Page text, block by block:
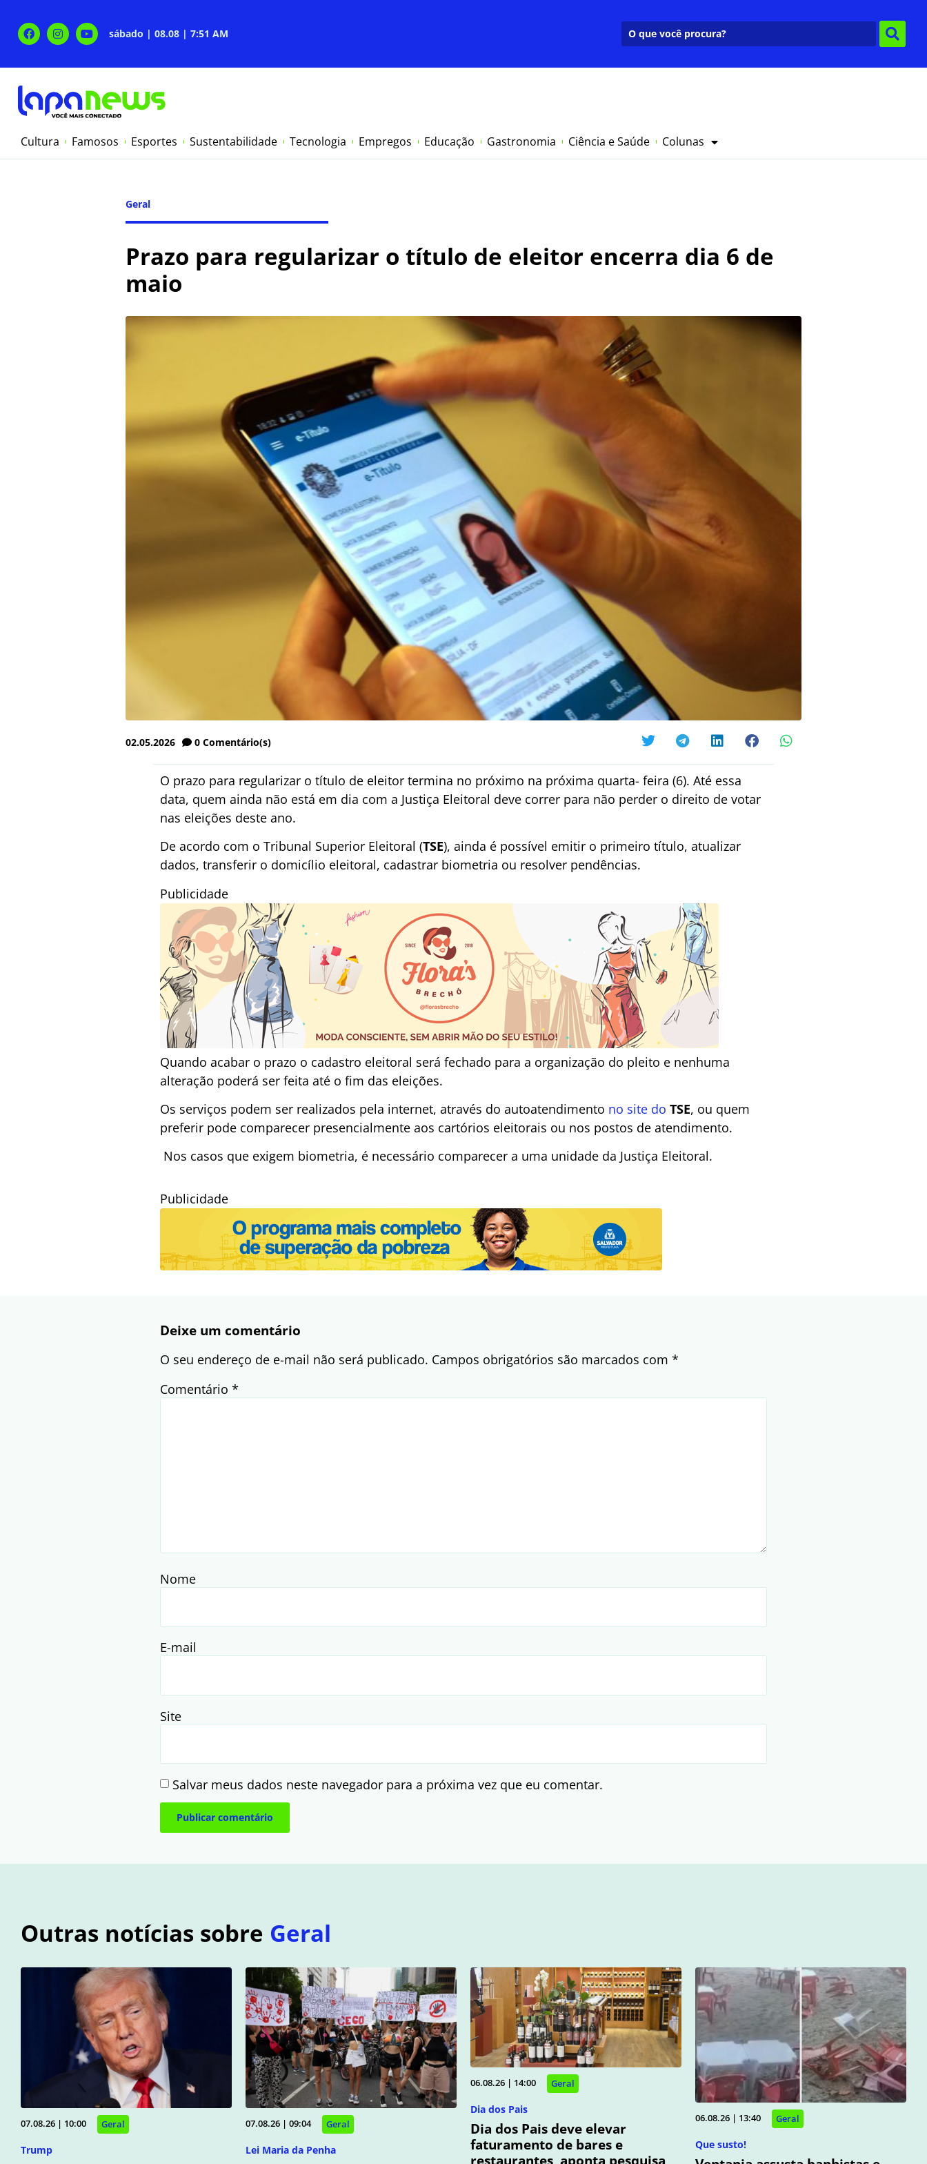
sábado | 08.08 | 7:51 AM
Cultura Famosos Esportes Sustentabilidade Tecnologia Empregos Educação Gastronomia Ciência e Saúde Colunas
Geral
Prazo para regularizar o título de eleitor encerra dia 6 de
maio
02.05.2026 0 Comentário(s)
O prazo para regularizar o título de eleitor termina no próximo na próxima quarta- feira (6). Até essa
data, quem ainda não está em dia com a Justiça Eleitoral deve correr para não perder o direito de votar
nas eleições deste ano.
De acordo com o Tribunal Superior Eleitoral (TSE), ainda é possível emitir o primeiro título, atualizar
dados, transferir o domicílio eleitoral, cadastrar biometria ou resolver pendências.
Publicidade
Quando acabar o prazo o cadastro eleitoral será fechado para a organização do pleito e nenhuma
alteração poderá ser feita até o fim das eleições.
Os serviços podem ser realizados pela internet, através do autoatendimento no site do TSE, ou quem
preferir pode comparecer presencialmente aos cartórios eleitorais ou nos postos de atendimento.
Nos casos que exigem biometria, é necessário comparecer a uma unidade da Justiça Eleitoral.
Publicidade
Deixe um comentário
O seu endereço de e-mail não será publicado. Campos obrigatórios são marcados com *
Comentário *
Nome
E-mail
Site
Salvar meus dados neste navegador para a próxima vez que eu comentar.
Outras notícias sobre Geral
07.08.26 | 10:00 Geral
Trump
07.08.26 | 09:04 Geral
Lei Maria da Penha
06.08.26 | 14:00 Geral
Dia dos Pais
Dia dos Pais deve elevar
faturamento de bares e
restaurantes, aponta pesquisa
06.08.26 | 13:40 Geral
Que susto!